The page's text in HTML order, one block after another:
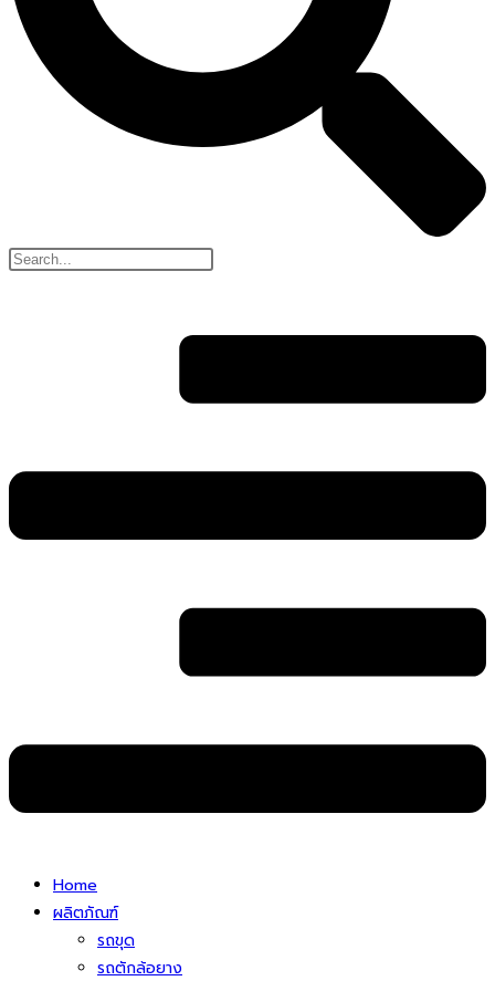
Home
ผลิตภัณฑ์
รถขุด
รถตักล้อยาง